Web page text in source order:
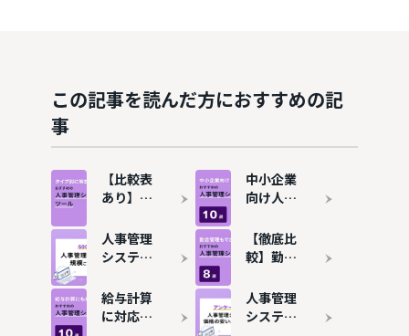
この記事を読んだ方におすすめの記
事
【比較表
あり】人
ステム
（人事シ
おすすめ
16選！タ
イプ別に
中小企業
向け人事
テムおす
すめ10選
数ごとに
比較】
人事管理
システム
ステム）
のシェ
【徹底比
較】勤怠
きる人事
管理シス
給与計算
に対応で
人事管理
システム